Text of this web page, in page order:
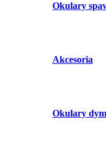
Okulary
Akcesoria
Okulary